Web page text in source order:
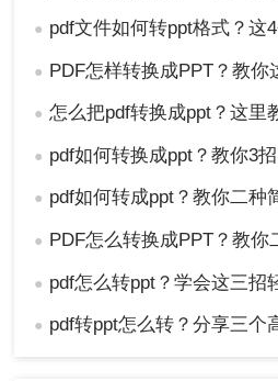
● pdf文件如何转ppt格式？这4个方
● PDF怎样转换成PPT？教你
● 怎么把pdf转换成ppt？这里
● pdf如何转换成ppt？教你3
● pdf如何转成ppt？教你二种
● PDF怎么转换成PPT？教你
● pdf怎么转ppt？学会这三招
● pdf转ppt怎么转？分享三个